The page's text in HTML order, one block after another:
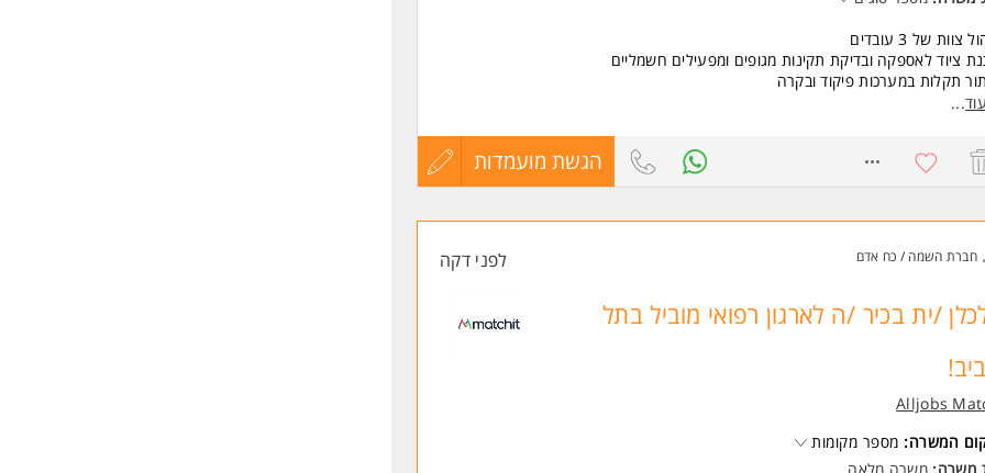
צוות של 3 עובדים
ציוד לאספקה ובדיקת תקינות מגופים ומפעילים חשמליים
תקלות במערכות פיקוד ובקרה
חשמלאי מוסמך - חובה
ת חשמל או מכטרוניקה - יתרון
- יתרון משמעותי המשרה מיועדת לנשים ולגברים כאחד.
משרות ומידע על ע.נ.מ. ארזים חברה לכח אדם בע"מ >
עוד...
הגשת מועמדות
עדכון
חברת השמה / כח אדם לפני דקה
/ית בכיר /ה לארגון רפואי מוביל בתל
Alljobs
המשרה: מספר מקומות